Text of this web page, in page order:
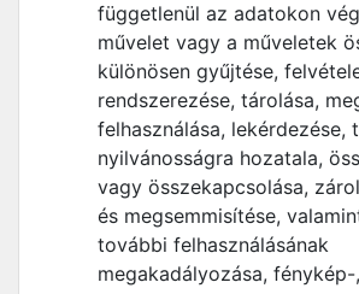
függetlenül az adatokon
művelet vagy a műveletek
különösen gyűjtése,
rendszerezése, tárolása,
felhasználása, lekérdezése,
nyilvánosságra hozatala,
vagy összekapcsolása,
és megsemmisítése,
további felhasználásának
megakadályozása,